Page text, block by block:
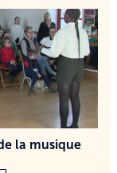
la musique